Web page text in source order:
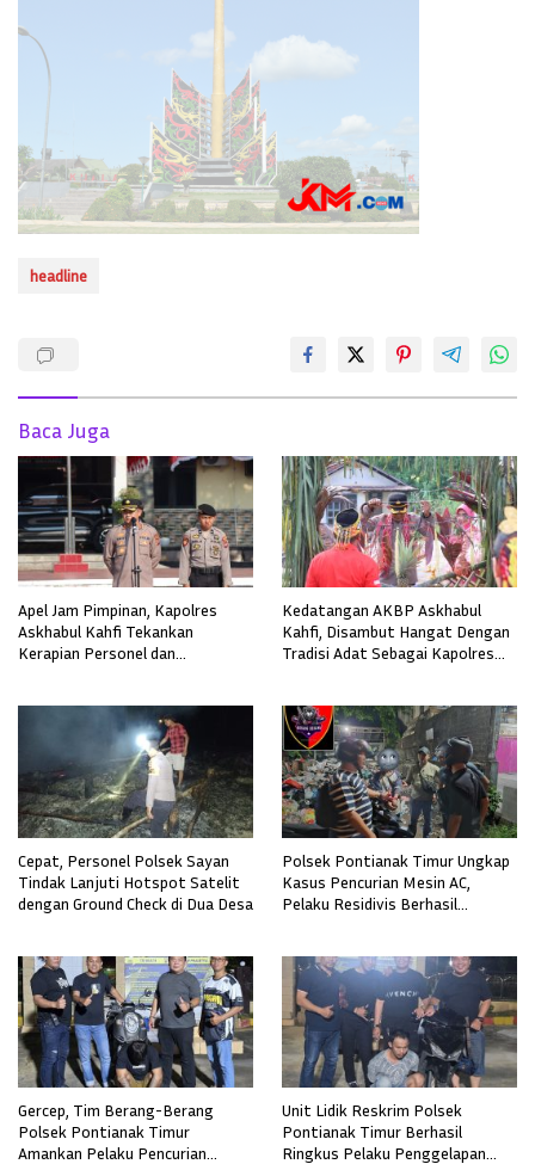
headline
Baca Juga
Apel Jam Pimpinan, Kapolres
Askhabul Kahfi Tekankan
Kerapian Personel dan
Kedatangan AKBP Askhabul
Kahfi, Disambut Hangat Dengan
Tradisi Adat Sebagai Kapolres
Cepat, Personel Polsek Sayan
Tindak Lanjuti Hotspot Satelit
dengan Ground Check di Dua Desa
Polsek Pontianak Timur Ungkap
Kasus Pencurian Mesin AC,
Pelaku Residivis Berhasil
Gercep, Tim Berang-Berang
Polsek Pontianak Timur
Amankan Pelaku Pencurian
Unit Lidik Reskrim Polsek
Pontianak Timur Berhasil
Ringkus Pelaku Penggelapan